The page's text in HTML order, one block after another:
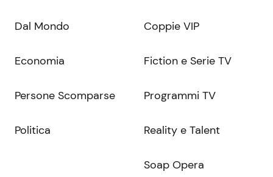
Dal Mondo
Economia
Persone Scomparse
Politica
Coppie VIP
Fiction e Serie TV
Programmi TV
Reality e Talent
Soap Opera